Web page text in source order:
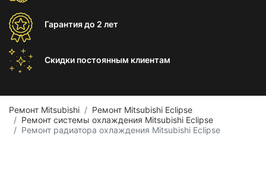
Гарантиядо 2 лет
Скидки постоянным клиентам
Ремонт Mitsubishi
Ремонт Mitsubishi Eclipse
Ремонт системы охлаждения Mitsubishi Eclipse
Ремонт радиатора охлаждения Mitsubishi Eclipse